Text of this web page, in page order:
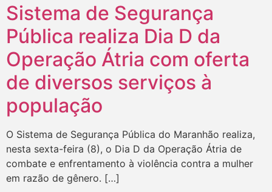
Sistema de Segurança
Pública realiza Dia D da
Operação Átria com oferta
de diversos serviços à
população
O Sistema de Segurança Pública do Maranhão realiza,
nesta sexta-feira (8), o Dia D da Operação Átria de
combate e enfrentamento à violência contra a mulher
em razão de gênero. […]